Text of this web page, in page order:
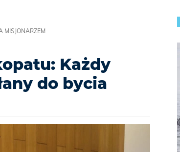
MISJONARZEM
Każdy
do bycia